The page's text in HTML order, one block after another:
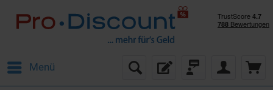
Menü